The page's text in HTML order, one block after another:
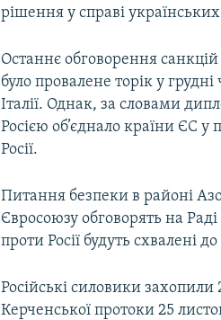
рішення у справі
Останнє обговорення
було провалене торік у
Італії. Однак, за словами
Росією об’єднало країни ЄС
Росії.
Питання безпеки в районі
Євросоюзу обговорять на
проти Росії будуть схвалені
Російські силовики захопили
Керченської протоки 25